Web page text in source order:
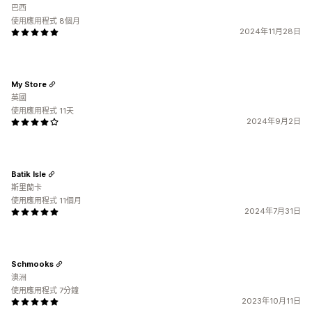
2024年11月28日
巴西
使用應用程式 8個月
2024年9月2日
My Store
英國
使用應用程式 11天
2024年7月31日
Batik Isle
斯里蘭卡
使用應用程式 11個月
2023年10月11日
Schmooks
澳洲
使用應用程式 7分鐘